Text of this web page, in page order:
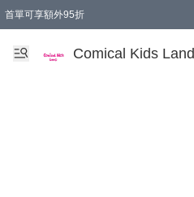
首單可享額外95折
Comical Kids Land